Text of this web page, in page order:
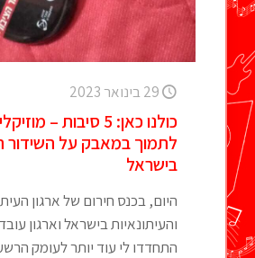
29 בינואר 2023
כולנו כאן: 5 סיבות –
לתמוך במאבק על השידור
בישראל
היום, בכנס חירום של ארגון
והעיתונאיות בישראל וארגון
התחדדו לי עוד יותר לעומק